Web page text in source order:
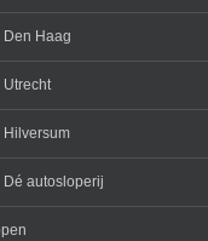
Haag
autosloperij